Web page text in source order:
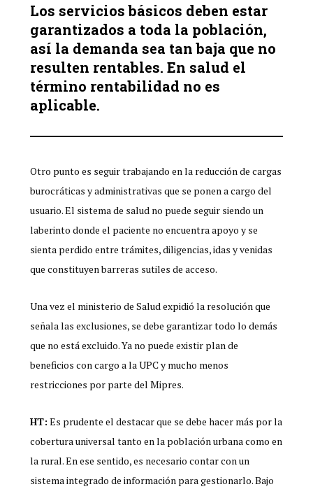
Los servicios básicos deben estar
garantizados a toda la población,
así la demanda sea tan baja que no
resulten rentables. En salud el
término rentabilidad no es
aplicable.
Otro punto es seguir trabajando en la reducción de cargas
burocráticas y administrativas que se ponen a cargo del
usuario. El sistema de salud no puede seguir siendo un
laberinto donde el paciente no encuentra apoyo y se
sienta perdido entre trámites, diligencias, idas y venidas
que constituyen barreras sutiles de acceso.
Una vez el ministerio de Salud expidió la resolución que
señala las exclusiones, se debe garantizar todo lo demás
que no está excluido. Ya no puede existir plan de
beneficios con cargo a la UPC y mucho menos
restricciones por parte del Mipres.
HT: Es prudente el destacar que se debe hacer más por la
cobertura universal tanto en la población urbana como en
la rural. En ese sentido, es necesario contar con un
sistema integrado de información para gestionarlo. Bajo